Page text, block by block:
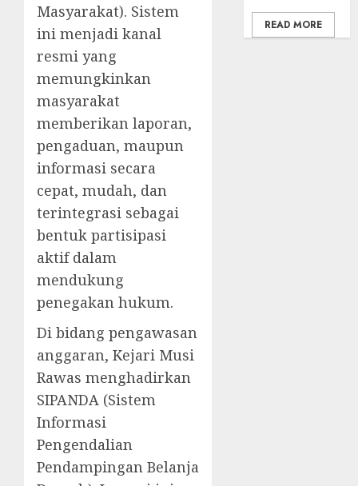
Masyarakat). Sistem
ini menjadi kanal
resmi yang
memungkinkan
masyarakat
memberikan laporan,
pengaduan, maupun
informasi secara
cepat, mudah, dan
terintegrasi sebagai
bentuk partisipasi
aktif dalam
mendukung
penegakan hukum.
Di bidang pengawasan
anggaran, Kejari Musi
Rawas menghadirkan
SIPANDA (Sistem
Informasi
Pengendalian
Pendampingan Belanja
READ MORE